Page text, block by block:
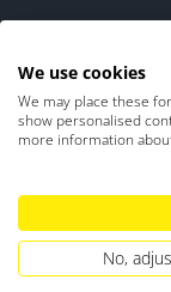
We use cookies
We may place these
show personalised
more information
No,